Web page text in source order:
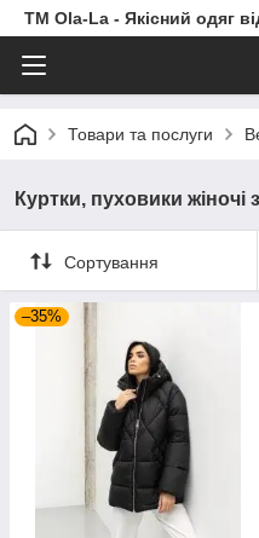
TM Ola-La - Якісний одяг
Товари та послуги
Куртки, пуховики жіночі
Сортування
–35%